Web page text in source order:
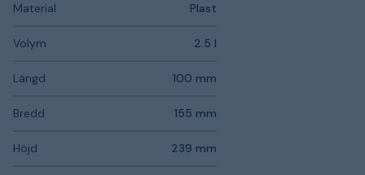
Material Plast
Volym 2.5 l
Längd 100 mm
Bredd 155 mm
Höjd 239 mm